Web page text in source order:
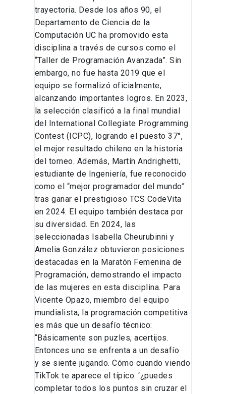
trayectoria. Desde los años 90, el
Departamento de Ciencia de la
Computación UC ha promovido esta
disciplina a través de cursos como el
“Taller de Programación Avanzada”. Sin
embargo, no fue hasta 2019 que el
equipo se formalizó oficialmente,
alcanzando importantes logros. En 2023,
la selección clasificó a la final mundial
del International Collegiate Programming
Contest (ICPC), logrando el puesto 37°,
el mejor resultado chileno en la historia
del torneo. Además, Martín Andrighetti,
estudiante de Ingeniería, fue reconocido
como el “mejor programador del mundo”
tras ganar el prestigioso TCS CodeVita
en 2024. El equipo también destaca por
su diversidad. En 2024, las
seleccionadas Isabella Cheurubinni y
Amelia González obtuvieron posiciones
destacadas en la Maratón Femenina de
Programación, demostrando el impacto
de las mujeres en esta disciplina. Para
Vicente Opazo, miembro del equipo
mundialista, la programación competitiva
es más que un desafío técnico:
“Básicamente son puzles, acertijos.
Entonces uno se enfrenta a un desafío
y se siente jugando. Cómo cuando viendo
TikTok te aparece el típico: ‘¿puedes
completar todos los puntos sin cruzar el